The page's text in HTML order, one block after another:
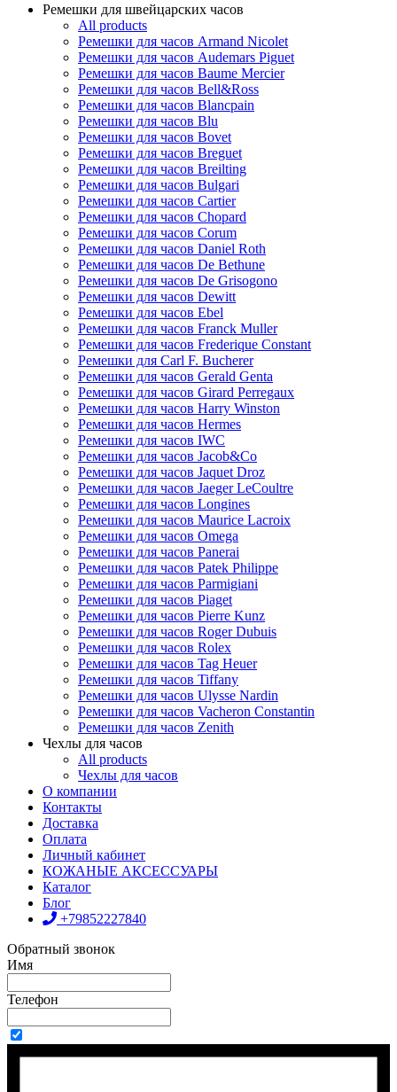
Ремешки для швейцарских часов
All products
Ремешки для часов Armand Nicolet
Ремешки для часов Audemars Piguet
Ремешки для часов Baume Mercier
Ремешки для часов Bell&Ross
Ремешки для часов Blancpain
Ремешки для часов Blu
Ремешки для часов Bovet
Ремешки для часов Breguet
Ремешки для часов Breilting
Ремешки для часов Bulgari
Ремешки для часов Cartier
Ремешки для часов Chopard
Ремешки для часов Corum
Ремешки для часов Daniel Roth
Ремешки для часов De Bethune
Ремешки для часов De Grisogono
Ремешки для часов Dewitt
Ремешки для часов Ebel
Ремешки для часов Franck Muller
Ремешки для часов Frederique Constant
Ремешки для Carl F. Bucherer
Ремешки для часов Gerald Genta
Ремешки для часов Girard Perregaux
Ремешки для часов Harry Winston
Ремешки для часов Hermes
Ремешки для часов IWC
Ремешки для часов Jacob&Co
Ремешки для часов Jaquet Droz
Ремешки для часов Jaeger LeCoultre
Ремешки для часов Longines
Ремешки для часов Maurice Lacroix
Ремешки для часов Omega
Ремешки для часов Panerai
Ремешки для часов Patek Philippe
Ремешки для часов Parmigiani
Ремешки для часов Piaget
Ремешки для часов Pierre Kunz
Ремешки для часов Roger Dubuis
Ремешки для часов Rolex
Ремешки для часов Tag Heuer
Ремешки для часов Tiffany
Ремешки для часов Ulysse Nardin
Ремешки для часов Vacheron Constantin
Ремешки для часов Zenith
Чехлы для часов
All products
Чехлы для часов
О компании
Контакты
Доставка
Оплата
Личный кабинет
КОЖАНЫЕ АКСЕССУАРЫ
Каталог
Блог
+79852227840
Обратный звонок
Имя
Телефон